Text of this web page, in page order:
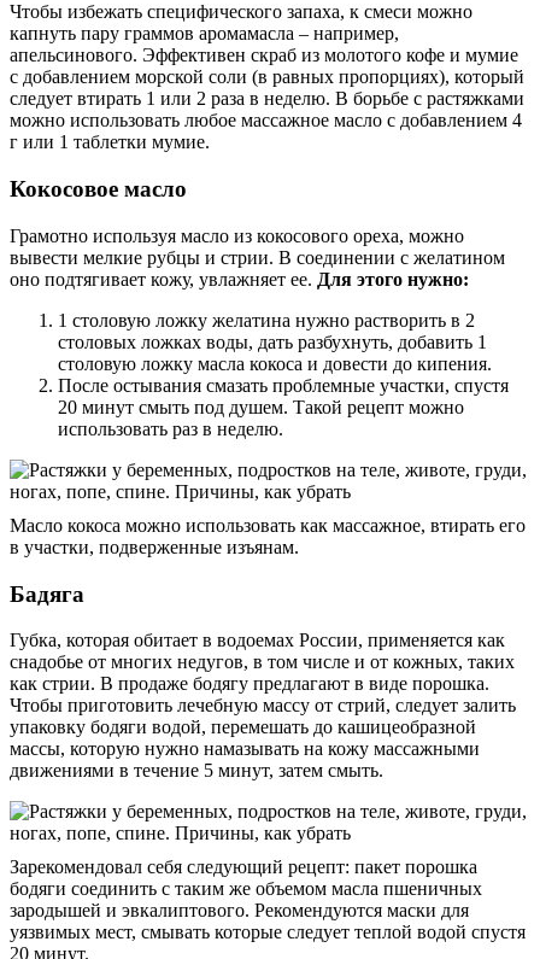
Чтобы избежать специфического запаха, к смеси можно
капнуть пару граммов аромамасла – например,
апельсинового. Эффективен скраб из молотого кофе и мумие
с добавлением морской соли (в равных пропорциях), который
следует втирать 1 или 2 раза в неделю. В борьбе с растяжками
можно использовать любое массажное масло с добавлением 4
г или 1 таблетки мумие.
Кокосовое масло
Грамотно используя масло из кокосового ореха, можно
вывести мелкие рубцы и стрии. В соединении с желатином
оно подтягивает кожу, увлажняет ее. Для этого нужно:
1 столовую ложку желатина нужно растворить в 2
столовых ложках воды, дать разбухнуть, добавить 1
столовую ложку масла кокоса и довести до кипения.
После остывания смазать проблемные участки, спустя
20 минут смыть под душем. Такой рецепт можно
использовать раз в неделю.
Масло кокоса можно использовать как массажное, втирать его
в участки, подверженные изъянам.
Бадяга
Губка, которая обитает в водоемах России, применяется как
снадобье от многих недугов, в том числе и от кожных, таких
как стрии. В продаже бодягу предлагают в виде порошка.
Чтобы приготовить лечебную массу от стрий, следует залить
упаковку бодяги водой, перемешать до кашицеобразной
массы, которую нужно намазывать на кожу массажными
движениями в течение 5 минут, затем смыть.
Зарекомендовал себя следующий рецепт: пакет порошка
бодяги соединить с таким же объемом масла пшеничных
зародышей и эвкалиптового. Рекомендуются маски для
уязвимых мест, смывать которые следует теплой водой спустя
20 минут.